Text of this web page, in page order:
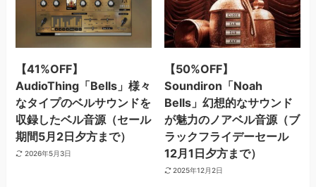
【41%OFF】
AudioThing「Bells」様々
なタイプのベルサウンドを
収録したベル音源（セール
期間5月2日夕方まで）
2026年5月3日
【50%OFF】
Soundiron「Noah
Bells」幻想的なサウンド
が魅力のノアベル音源（ブ
ラックフライデーセール
12月1日夕方まで）
2025年12月2日